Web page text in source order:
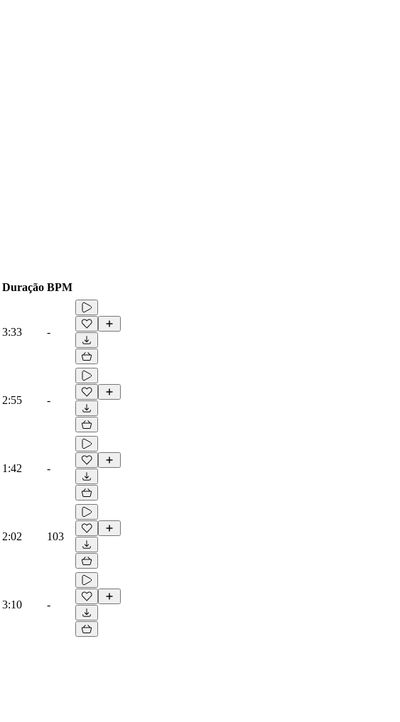
Duração BPM
3:33 -
2:55 -
1:42 -
2:02 103
3:10 -